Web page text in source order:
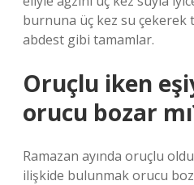
burnuna üç kez su çekerek
abdest gibi tamamlar.
Oruçlu iken
orucu bozar
Ramazan ayında oruçlu
ilişkide bulunmak orucu